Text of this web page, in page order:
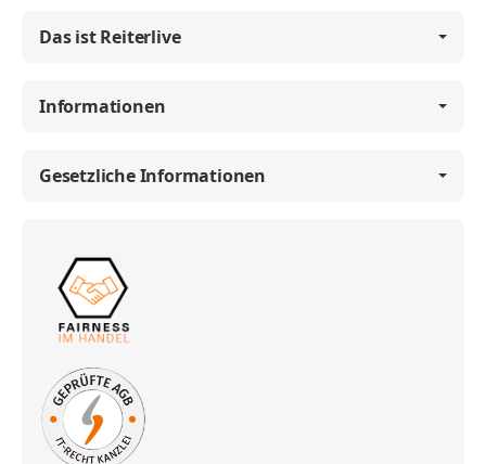
Das ist Reiterlive
Informationen
Gesetzliche Informationen